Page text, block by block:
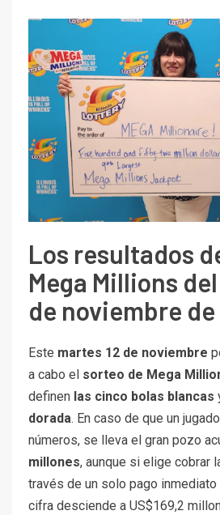
Los resultados
Mega Millions
de noviembre
Este martes 12 de noviembre
a cabo el sorteo de Mega
definen las cinco bolas blancas
dorada. En caso de que un
números, se lleva el gran pozo
millones, aunque si elige cobrar
través de un solo pago
cifra desciende a US$169,2